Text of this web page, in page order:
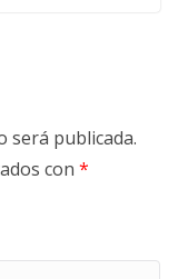
será publicada.
con *